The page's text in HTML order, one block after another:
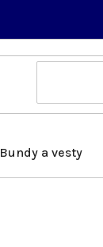
Bundy a vesty